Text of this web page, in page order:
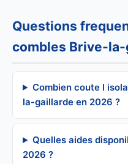
Questions
combles Brive-
Combien coute l
la-gaillarde en 2026 ?
Quelles aides
2026 ?